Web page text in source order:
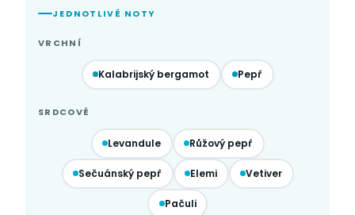
JEDNOTLIVÉ NOTY
VRCHNÍ
Kalabrijský bergamot Pepř
SRDCOVÉ
Levandule Růžový pepř
Sečuánský pepř Elemi Vetiver
Pačuli